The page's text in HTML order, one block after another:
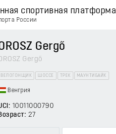
спортивная платформа
России
Gergő
Gergő
ВЕЛОГОНЩИК ШОССЕ ТРЕК МАУНТИБАЙК
Венгрия
10011000790
27